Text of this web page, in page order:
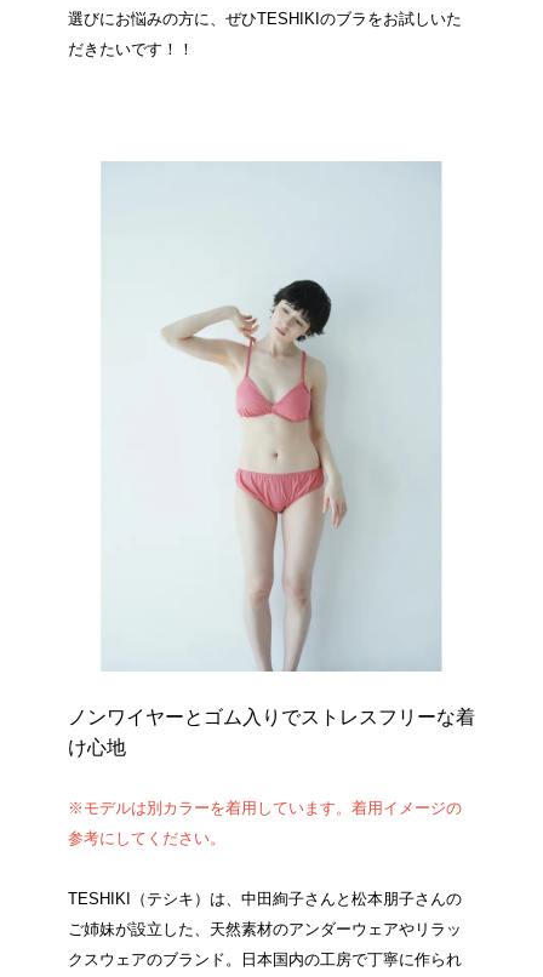
選びにお悩みの方に、ぜひTESHIKIのブラをお試しいた
だきたいです！！
ノンワイヤーとゴム入りでストレスフリーな着
け心地
※モデルは別カラーを着用しています。着用イメージの
参考にしてください。
TESHIKI（テシキ）は、中田絢子さんと松本朋子さんの
ご姉妹が設立した、天然素材のアンダーウェアやリラッ
クスウェアのブランド。日本国内の工房で丁寧に作られ